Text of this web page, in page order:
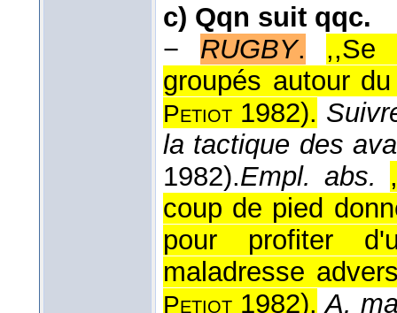
c) Qqn suit qqc.
− RUGBY.
,,Se
groupés autour
Petiot 1982).
la tactique des
1982).Empl. abs.
coup de pied
pour profiter
maladresse
Petiot 1982). A.